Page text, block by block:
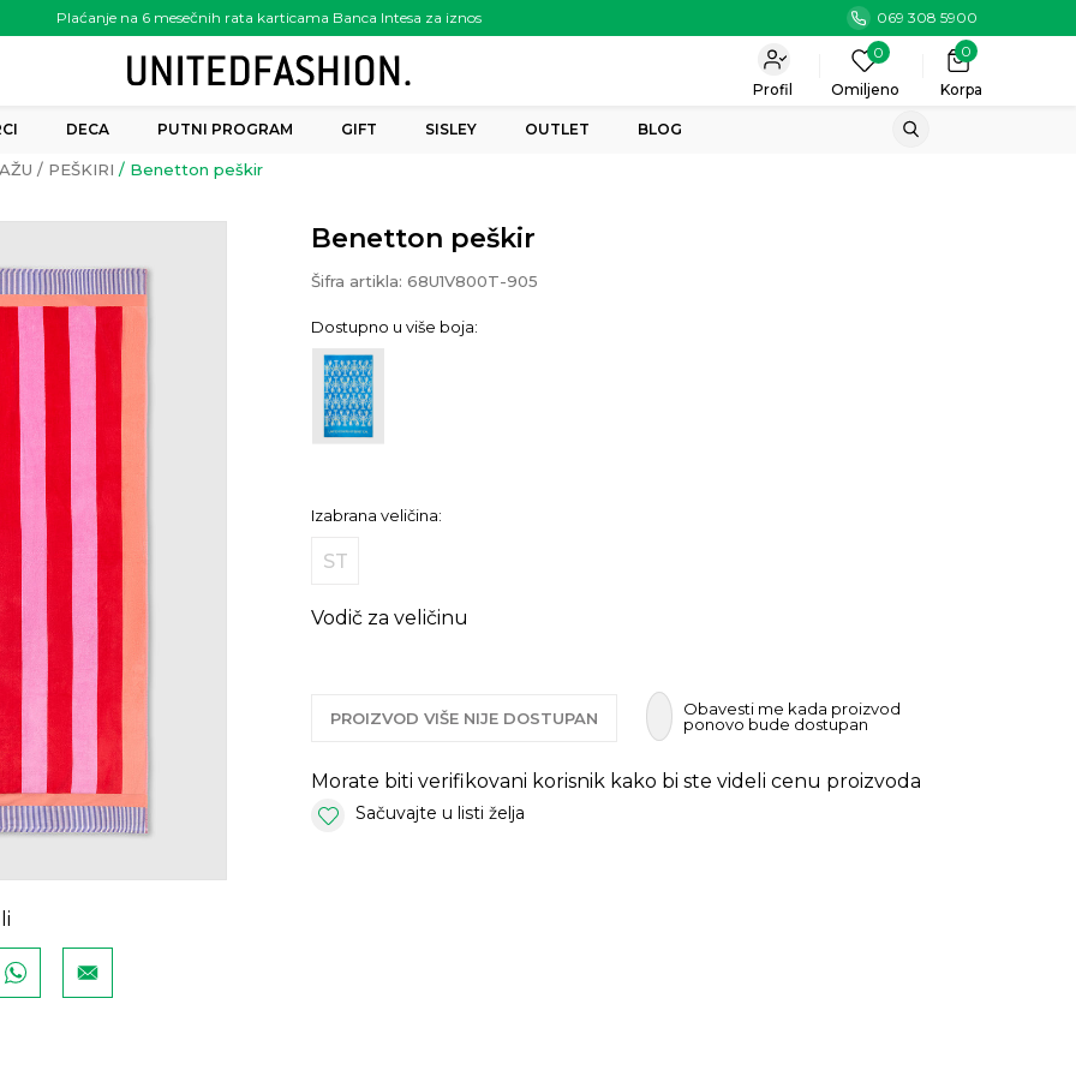
Plaćanje na 6 mesečnih rata karticama Banca Intesa za iznos
preko 6.000.00 rsd
069 308 5900
Korpa
0
0
Omiljeno
Profil
DECA PUTNI PROGRAM GIFT SISLEY OUTLET BLOG
PEŠKIRI Benetton peškir
Benetton peškir
Šifra artikla: 68U1V800T-905
Dostupno u više boja:
Izabrana veličina:
ST
Vodič za veličinu
PROIZVOD VIŠE NIJE DOSTUPAN
Obavesti me kada proizvod
ponovo bude dostupan
Morate biti verifikovani korisnik kako bi ste videli cenu proizvoda
Sačuvajte u listi želja